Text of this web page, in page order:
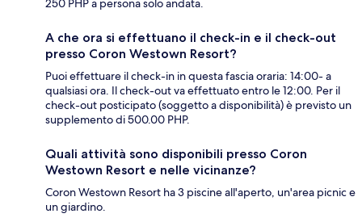
250 PHP a persona solo andata.
A che ora si effettuano il check-in e il check-out
presso Coron Westown Resort?
Puoi effettuare il check-in in questa fascia oraria: 14:00- a
qualsiasi ora. Il check-out va effettuato entro le 12:00. Per il
check-out posticipato (soggetto a disponibilità) è previsto un
supplemento di 500.00 PHP.
Quali attività sono disponibili presso Coron
Westown Resort e nelle vicinanze?
Coron Westown Resort ha 3 piscine all'aperto, un'area picnic e
un giardino.